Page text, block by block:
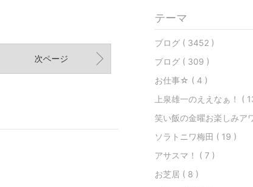
次ページ
テーマ
ブログ ( 3452 )
ブログ ( 309 )
お仕事☆ ( 4 )
上泉雄一のええなぁ！ (
笑い飯の金曜お楽しみア
ソラトニワ梅田 ( 19 )
アサスマ！ ( 7 )
お芝居 ( 8 )